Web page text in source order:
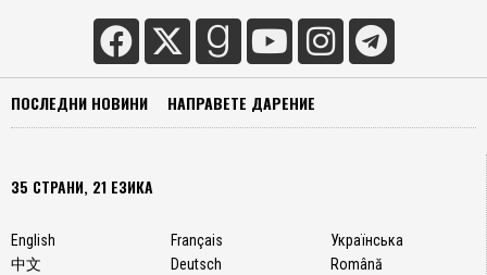
ПОСЛЕДНИ НОВИНИ НАПРАВЕТЕ ДАРЕНИЕ
35 СТРАНИ, 21 ЕЗИКА
English
中文
Français
Deutsch
Українська
Română